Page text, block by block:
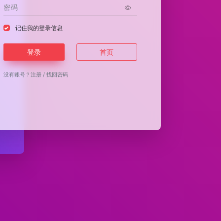
记住我的登录信息
登录 首页
没有账号？注册 /找回密码